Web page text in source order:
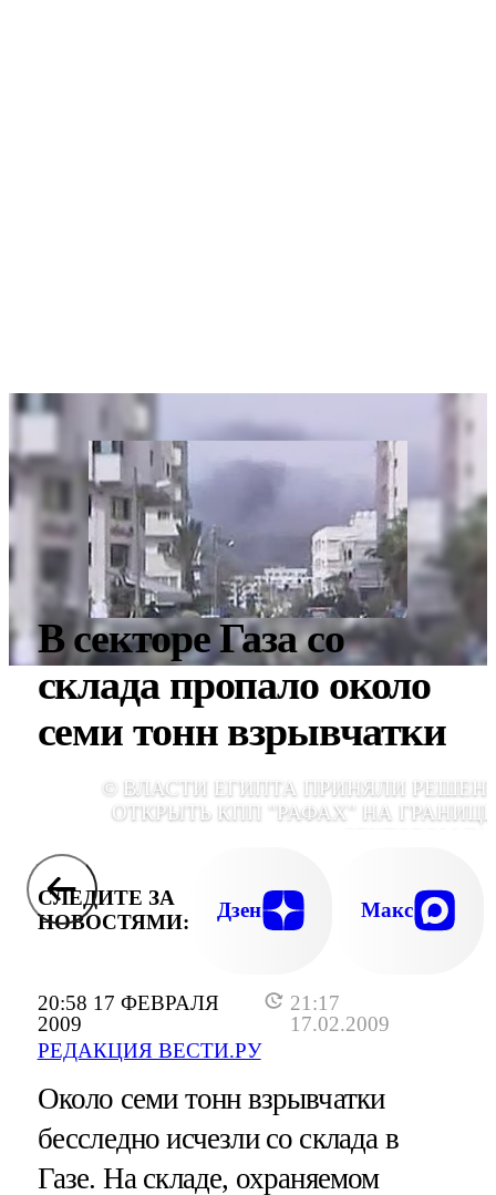
20:58 17 ФЕВРАЛЯ
2009
21:17
17.02.2009
РЕДАКЦИЯ ВЕСТИ.РУ
В секторе Газа со
склада пропало около
семи тонн взрывчатки
© ВЛАСТИ ЕГИПТА ПРИНЯЛИ
ОТКРЫТЬ КПП "РАФАХ" НА
СЛЕДИТЕ ЗА
НОВОСТЯМИ:
Дзен Макс
Около семи тонн взрывчатки
бесследно исчезли со склада в
Газе. На складе, охраняемом